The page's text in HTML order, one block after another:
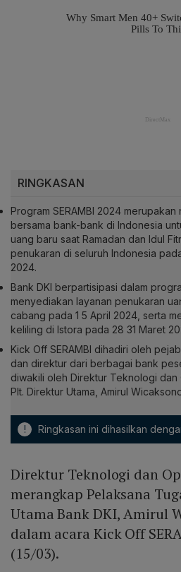
RINGKASAN
Program SERAMBI 2024
bersama bank-bank di Indonesia
uang baru saat Ramadan dan Idul
penukaran di seluruh Indonesia
2024.
Bank DKI berpartisipasi dalam
menyediakan layanan penukaran
cabang pada 1 5 April 2024, serta
keliling di Istora pada 28 31 Maret
Kick Off SERAMBI dihadiri oleh
dan direktur dari berbagai bank
diwakili oleh Direktur Teknologi
Plt. Direktur Utama, Amirul
! Ringkasan ini dihasilkan
Direktur Teknologi dan
merangkap Pelaksana
Utama Bank DKI, Amirul
dalam acara Kick Off
(15/03).